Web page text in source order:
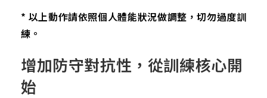
* 以上動作請依照個人體能狀況做調整，切勿過度訓
練。
增加防守對抗性，從訓練核心開
始